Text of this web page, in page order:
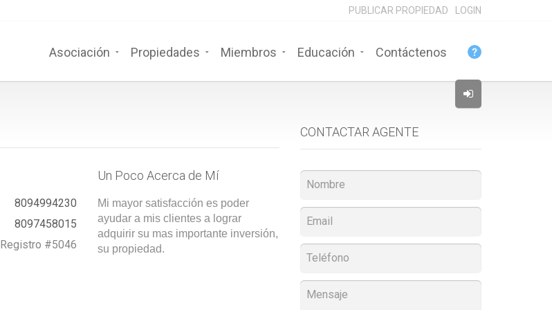
PUBLICAR PROPIEDAD LOGIN
Asociación Propiedades Miembros Educación Contáctenos
8094994230
8097458015
Registro #5046
Un Poco Acerca de Mí
Mi mayor satisfacción es poder
ayudar a mis clientes a lograr
adquirir su mas importante inversión,
su propiedad.
CONTACTAR AGENTE